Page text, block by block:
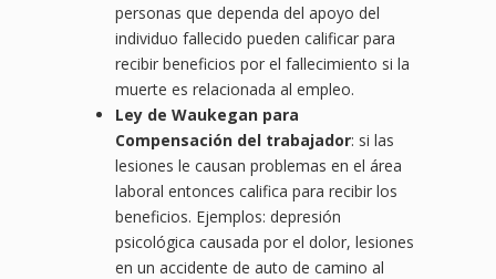
personas que dependa del apoyo del
individuo fallecido pueden calificar para
recibir beneficios por el fallecimiento si la
muerte es relacionada al empleo.
Ley de Waukegan para
Compensación del trabajador: si las
lesiones le causan problemas en el área
laboral entonces califica para recibir los
beneficios. Ejemplos: depresión
psicológica causada por el dolor, lesiones
en un accidente de auto de camino al